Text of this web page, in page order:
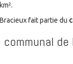
fait partie du
de